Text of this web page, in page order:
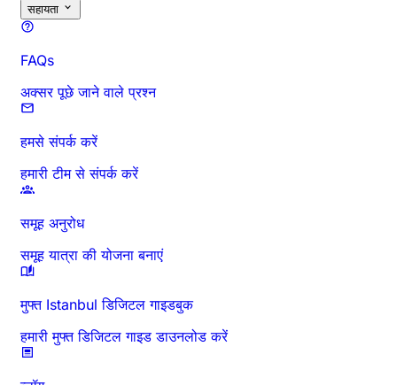
सहायता
FAQs
अक्सर पूछे जाने वाले प्रश्न
हमसे संपर्क करें
हमारी टीम से संपर्क करें
समूह अनुरोध
समूह यात्रा की योजना बनाएं
मुफ्त Istanbul डिजिटल गाइडबुक
हमारी मुफ्त डिजिटल गाइड डाउनलोड करें